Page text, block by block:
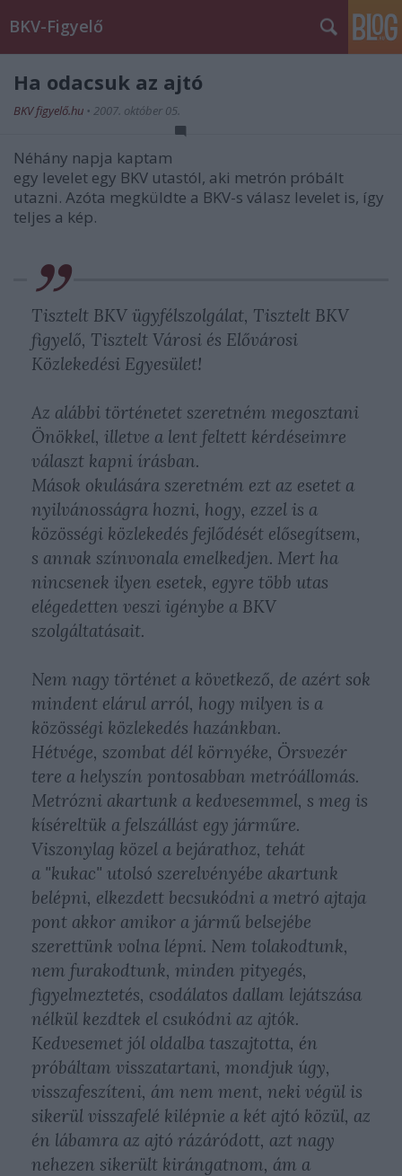
BKV-Figyelő
Ha odacsuk az ajtó
BKV figyelő.hu • 2007. október 05.
Néhány napja kaptam
egy levelet egy BKV utastól, aki metrón próbált
utazni. Azóta megküldte a BKV-s válasz levelet is, így
teljes a kép.
Tisztelt BKV ügyfélszolgálat, Tisztelt BKV
figyelő, Tisztelt Városi és Elővárosi
Közlekedési Egyesület!
Az alábbi történetet szeretném megosztani
Önökkel, illetve a lent feltett kérdéseimre
választ kapni írásban.
Mások okulására szeretném ezt az esetet a
nyilvánosságra hozni, hogy, ezzel is a
közösségi közlekedés fejlődését elősegítsem,
s annak színvonala emelkedjen. Mert ha
nincsenek ilyen esetek, egyre több utas
elégedetten veszi igénybe a BKV
szolgáltatásait.
Nem nagy történet a következő, de azért sok
mindent elárul arról, hogy milyen is a
közösségi közlekedés hazánkban.
Hétvége, szombat dél környéke, Örsvezér
tere a helyszín pontosabban metróállomás.
Metrózni akartunk a kedvesemmel, s meg is
kíséreltük a felszállást egy járműre.
Viszonylag közel a bejárathoz, tehát
a "kukac" utolsó szerelvényébe akartunk
belépni, elkezdett becsukódni a metró ajtaja
pont akkor amikor a jármű belsejébe
szerettünk volna lépni. Nem tolakodtunk,
nem furakodtunk, minden pityegés,
figyelmeztetés, csodálatos dallam lejátszása
nélkül kezdtek el csukódni az ajtók.
Kedvesemet jól oldalba taszajtotta, én
próbáltam visszatartani, mondjuk úgy,
visszafeszíteni, ám nem ment, neki végül is
sikerül visszafelé kilépnie a két ajtó közül, az
én lábamra az ajtó rázáródott, azt nagy
nehezen sikerült kirángatnom, ám a